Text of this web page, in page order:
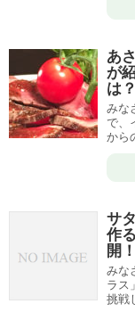
あ
が
は？
みな
で、
から
サ
作
開！
みな
ラス
挑戦